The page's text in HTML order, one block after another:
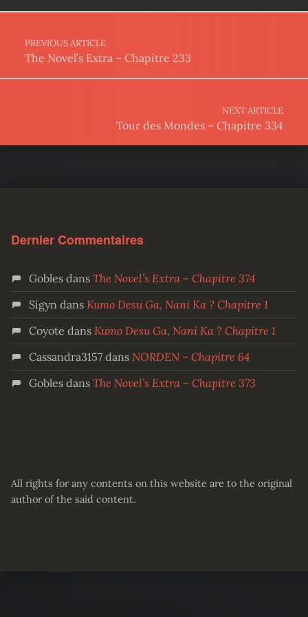
Post navigation
PREVIOUS ARTICLE
The Novel’s Extra – Chapitre 233
NEXT ARTICLE
Tour des Mondes – Chapitre 334
Dernier Commentaires
Goblesdans The Novel’s Extra – Chapitre 374
Sigyn dans Kumo Desu Ga, Nani Ka ? Chapitre 1
Coyote dans Kumo Desu Ga, Nani Ka ? Chapitre 1
Cassandra3157dans NORDEN – Chapitre 64
Goblesdans The Novel’s Extra – Chapitre 373
All rights for any contents on this website are to the original
author of the said content.